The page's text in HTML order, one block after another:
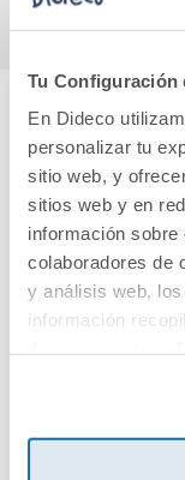
Tu Configuración
En Dideco
personalizar tu
sitio web, y
sitios web y en
información
colaboradores de
y análisis web,
información
¡Sé el